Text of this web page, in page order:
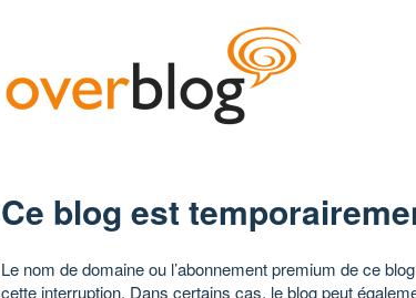
Ce blog est
Le nom de domaine ou l’abonnement premium de ce
cette interruption. Dans certains cas, le blog peut